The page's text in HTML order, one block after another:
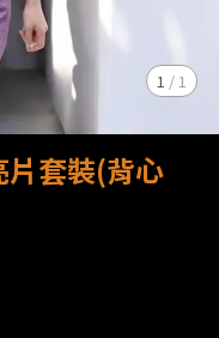
1 / 1
套裝(背心